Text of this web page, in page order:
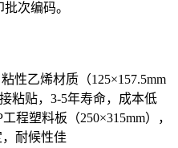
次编码。
性乙烯材质（125×157.5mm
粘贴，3-5年寿命，成本低
工程塑料板（250×315mm），
耐候性佳